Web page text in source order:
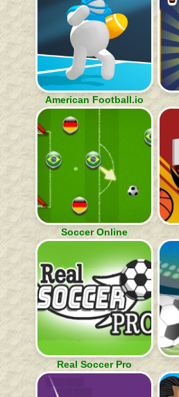
American Football.io
Soccer Online
Real Soccer Pro